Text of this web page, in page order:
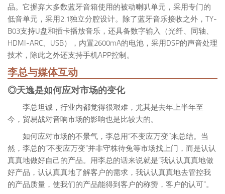
品。它摒弃大多数蓝牙音箱使用的被动喇叭单元，采用专门的
低音单元，采用2.1独立分腔设计。除了蓝牙音乐接收之外，TY-
B03支持U盘和插卡播放音乐，还具备数字输入（光纤、同轴、
HDMI-ARC、USB），内置2600mA的电池，采用DSP的声音处理
技术，除此之外还支持手机APP控制。
李总与媒体互动
◎天逸是如何应对市场的变化
李总坦诚，行业内都觉得很艰难，尤其是去年上半年至
今，贸易战对音响市场的影响也是比较大的。
如何应对市场的不景气，李总用“不变应万变”来总结。当
然，李总的“不变应万变”并非守株待兔等市场找上门，而是认认
真真地做好自己的产品。用李总的话来说就是“我认认真真地做
好产品，认认真真地了解客户的需求，我认认真真地去管控我
的产品质量，使我们的产品能得到客户的称赞，客户的认可”。